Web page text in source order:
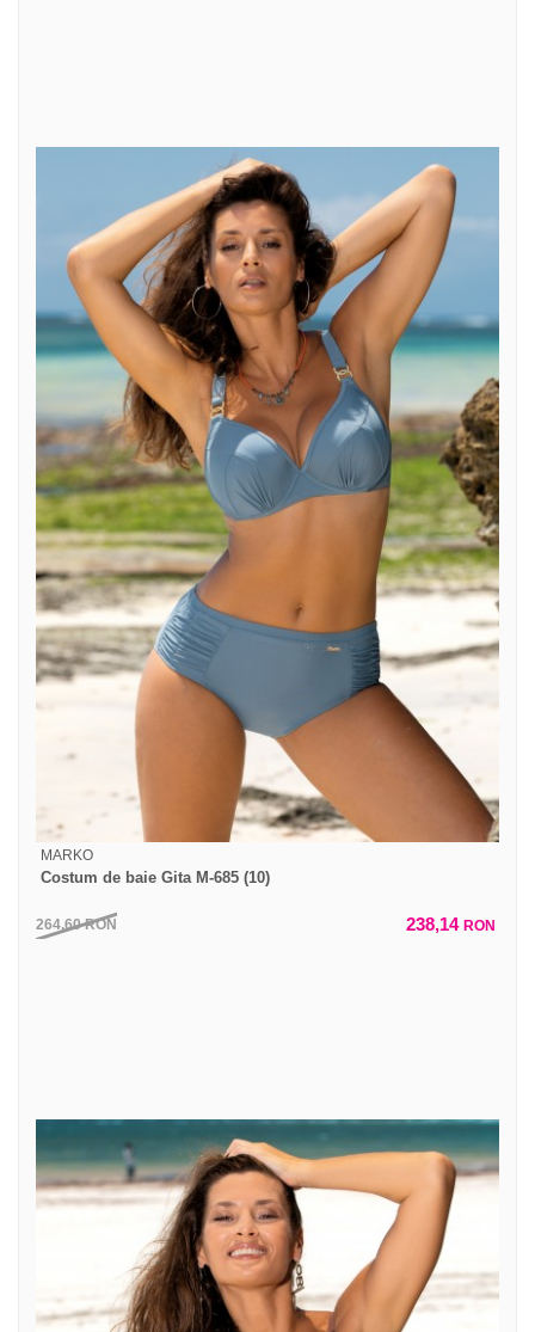
MARKO
Costum de baie Gita M-685 (10)
264,60RON 238,14 RON